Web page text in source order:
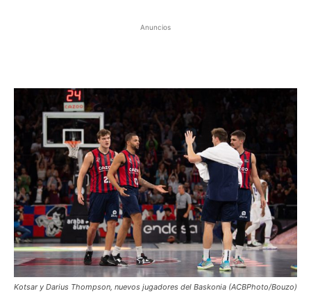
Anuncios
Kotsar y Darius Thompson, nuevos jugadores del Baskonia (ACBPhoto/Bouzo)